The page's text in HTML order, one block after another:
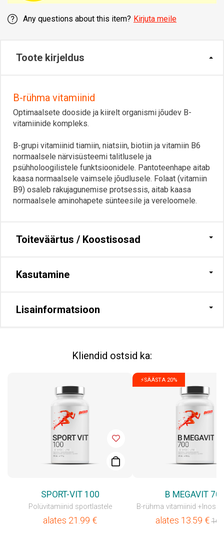
Any questions about this item? Kirjuta meile
Toote kirjeldus
B-rühma vitamiinid
Optimaalsete dooside ja kiirelt organismi jõudev B-
vitamiinide kompleks.
B-grupi vitamiinid tiamiin, niatsiin, biotiin ja vitamiin B6
normaalsele närvisüsteemi talitlusele ja
psühholoogilistele funktsioonidele. Pantoteenhape aitab
kaasa normaalsele vaimsele jõudlusele. Folaat (vitamiin
B9) osaleb rakujagunemise protsessis, aitab kaasa
normaalsele aminohapete sünteesile ja vereloomele.
Toiteväärtus / Koostisosad
Kasutamine
Lisainformatsioon
Kliendid ostsid ka:
SPORT-VIT 100
Polüvitamiinid sportlastele
alates 21.99 €
⚡SÄÄSTA 20%
B MEGAVIT
B-rühma vitamiinid
alates 13.59 €